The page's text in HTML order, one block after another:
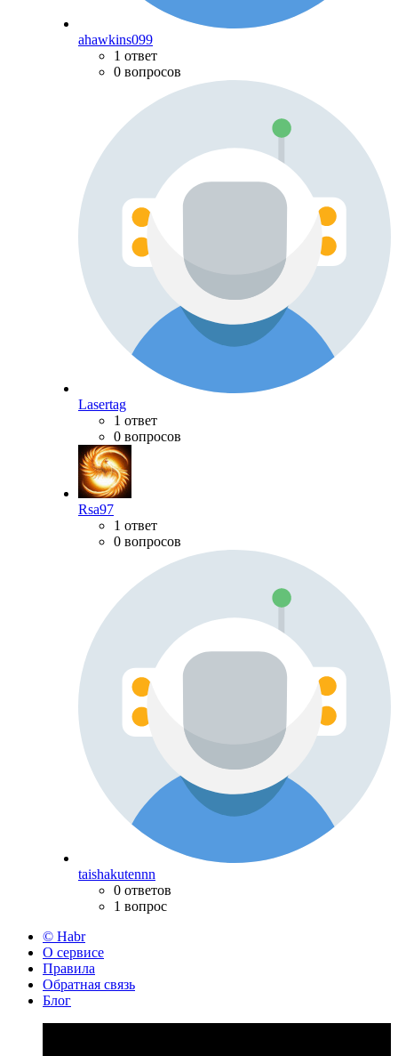
ahawkins099
1 ответ
0 вопросов
Lasertag
1 ответ
0 вопросов
Rsa97
1 ответ
0 вопросов
taishakutennn
0 ответов
1 вопрос
© Habr
О сервисе
Правила
Обратная связь
Блог